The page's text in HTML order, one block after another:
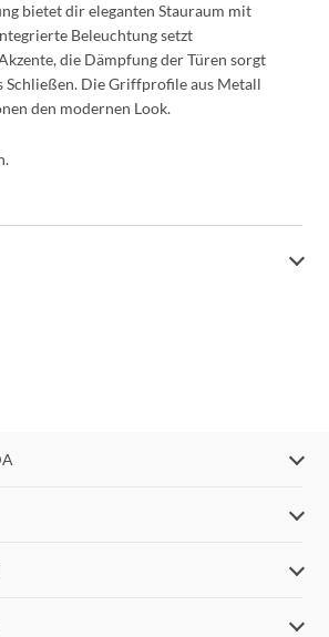
bietet dir eleganten Stauraum mit
Beleuchtung setzt
die Dämpfung der Türen sorgt
Schließen. Die Griffprofile aus Metall
den modernen Look.